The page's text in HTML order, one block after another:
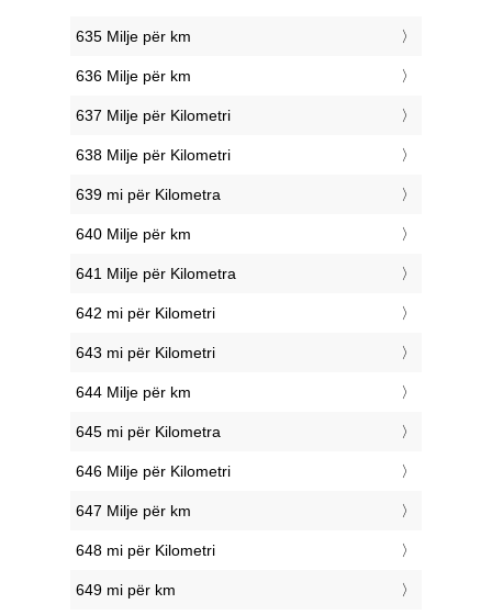
635 Milje për km
636 Milje për km
637 Milje për Kilometri
638 Milje për Kilometri
639 mi për Kilometra
640 Milje për km
641 Milje për Kilometra
642 mi për Kilometri
643 mi për Kilometri
644 Milje për km
645 mi për Kilometra
646 Milje për Kilometri
647 Milje për km
648 mi për Kilometri
649 mi për km